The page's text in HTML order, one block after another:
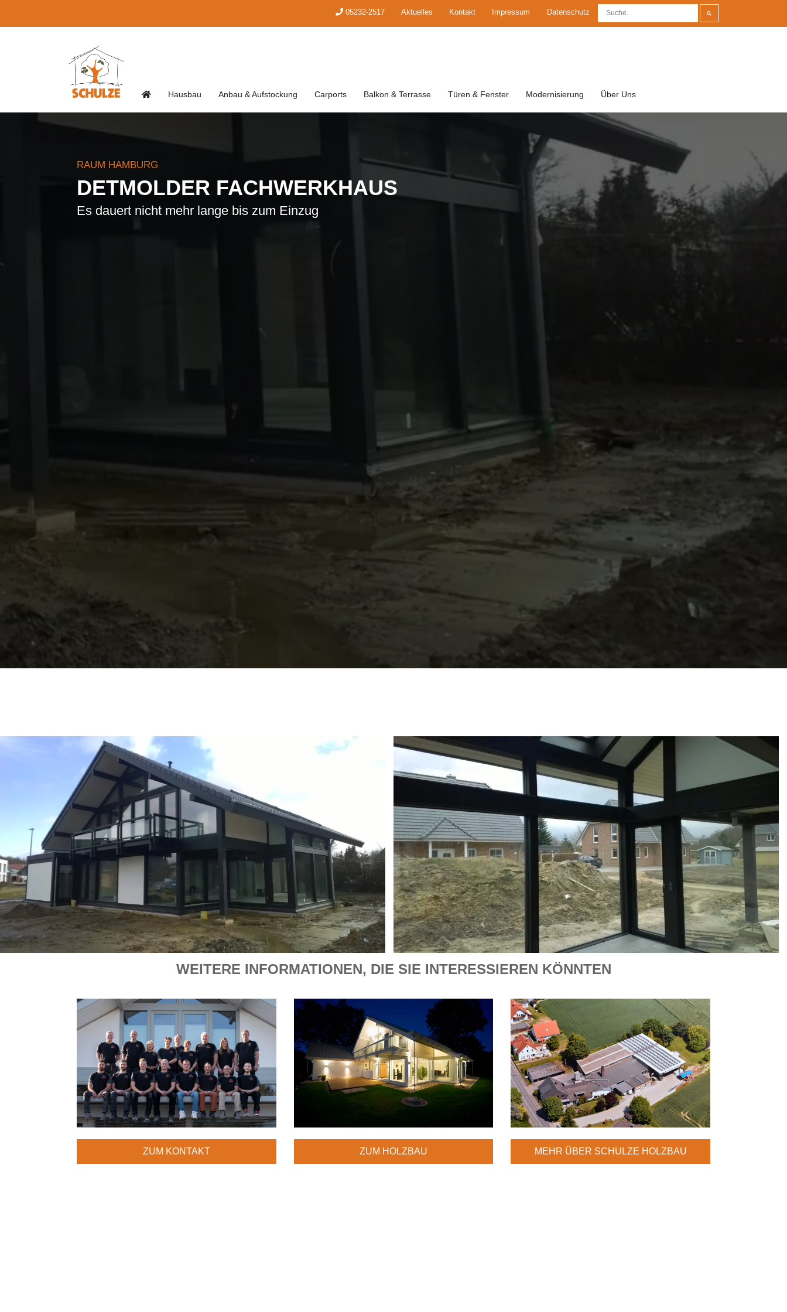
Hausbau Anbau & Aufstockung Carports Balkon & Terrasse Türen & Fenster Modernisierung Über Uns
05232-2517 Aktuelles Kontakt Impressum Datenschutz
RAUM HAMBURG
DETMOLDER FACHWERKHAUS
Es dauert nicht mehr lange bis zum Einzug
WEITERE INFORMATIONEN, DIE SIE INTERESSIEREN KÖNNTEN
ZUM KONTAKT ZUM HOLZBAU MEHR ÜBER SCHULZE HOLZBAU